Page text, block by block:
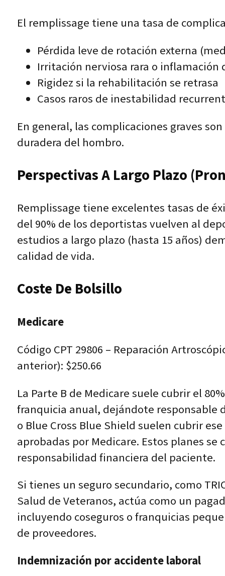
El remplissage tiene una tasa de
Pérdida leve de rotación externa
Irritación nerviosa rara o inflamación
Rigidez si la rehabilitación se retrasa
Casos raros de inestabilidad
En general, las complicaciones graves
duradera del hombro.
Perspectivas A Largo Plazo
Remplissage tiene excelentes tasas de
del 90% de los deportistas vuelven al
estudios a largo plazo (hasta 15 años)
calidad de vida.
Coste De Bolsillo
Medicare
Código CPT 29806 – Reparación
anterior): $250.66
La Parte B de Medicare suele cubrir el
franquicia anual, dejándote responsable
o Blue Cross Blue Shield suelen cubrir
aprobadas por Medicare. Estos planes
responsabilidad financiera del paciente.
Si tienes un seguro secundario, como
Salud de Veteranos, actúa como un
incluyendo coseguros o franquicias
de proveedores.
Indemnización por accidente laboral